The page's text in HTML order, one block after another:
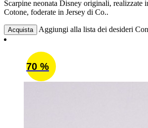
Scarpine neonata Disney originali, realizzate
Cotone, foderate in Jersey di Co..
Acquista Aggiungi alla lista dei desideri
70 %